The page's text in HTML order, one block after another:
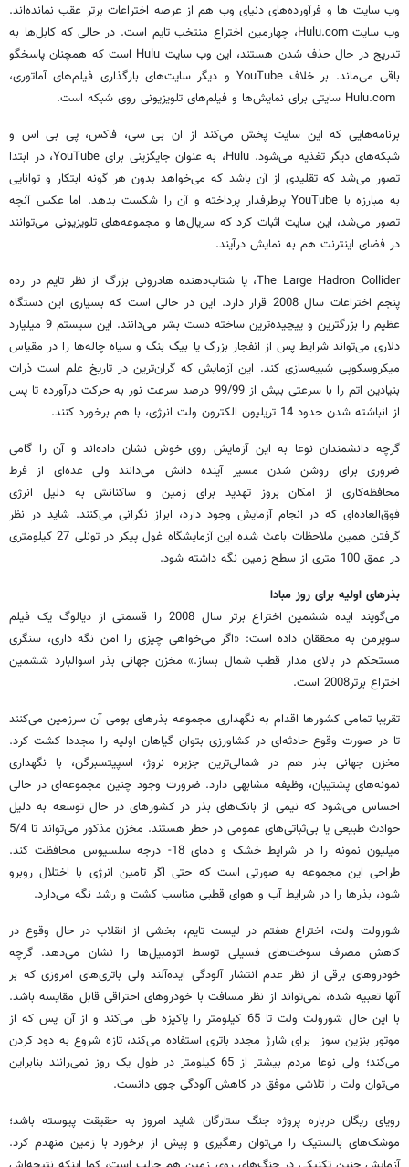
وب سایت ها و فرآورده‌های دنیای وب هم از عرصه اختراعات برتر عقب نمانده‌اند.
وب سایت Hulu.com، چهارمین اختراع منتخب تایم است. در حالی که کابل‌ها به
تدریج در حال حذف شدن هستند، این وب سایت Hulu است که همچنان پاسخگو
باقی می‌ماند. بر خلاف YouTube و دیگر سایت‌های بارگذاری فیلم‌های آماتوری،
برنامه‌هایی که این سایت پخش می‌کند از ان بی سی، فاکس، پی بی اس و
شبکه‌های دیگر تغذیه می‌شود. Hulu، به عنوان جایگزینی برای YouTube، در ابتدا
تصور می‌شد که تقلیدی از آن باشد که می‌خواهد بدون هر گونه ابتکار و توانایی
به مبارزه با YouTube پرطرفدار پرداخته و آن را شکست بدهد. اما عکس آنچه
تصور می‌شد، این سایت اثبات کرد که سریال‌ها و مجموعه‌های تلویزیونی می‌توانند
در فضای اینترنت هم به نمایش درآیند.
The Large Hadron Collider، یا شتاب‌دهنده هادرونی بزرگ از نظر تایم در رده
پنجم اختراعات سال 2008 قرار دارد. این در حالی ‌است که بسیاری این دستگاه
عظیم را بزرگترین و پیچیده‌ترین ساخته دست بشر می‌دانند. این سیستم 9 میلیارد
دلاری می‌تواند شرایط پس از انفجار بزرگ یا بیگ بنگ و سیاه چاله‌ها را در مقیاس
میکروسکوپی شبیه‌سازی کند. این آزمایش که گران‌ترین در تاریخ علم است ذرات
بنیادین اتم را با سرعتی بیش از 99/99 درصد سرعت نور به حرکت درآورده تا پس
از انباشته شدن حدود 14 تریلیون الکترون ولت انرژی، با هم برخورد کنند.
گرچه دانشمندان نوعا به این آزمایش روی خوش نشان داده‌اند و آن را گامی
ضروری برای روشن شدن مسیر آینده دانش می‌دانند ولی عده‌ای از فرط
محافظه‌کاری از امکان بروز تهدید برای زمین و ساکنانش به دلیل انرژی
فوق‌العاده‌ای که در انجام آزمایش وجود دارد، ابراز نگرانی می‌کنند. شاید در نظر
گرفتن همین ملاحظات باعث شده این آزمایشگاه غول پیکر در تونلی 27 کیلومتری
در عمق 100 متری از سطح زمین نگه داشته شود.
بذرهای اولیه برای روز مبادا
می‌گویند ایده ششمین اختراع برتر سال 2008 را قسمتی از دیالوگ یک فیلم
سوپرمن به محققان داده است: «اگر می‌خواهی چیزی را امن نگه داری، سنگری
مستحکم در بالای مدار قطب شمال بساز.» مخزن جهانی بذر اسوالبارد ششمین
اختراع برتر2008 است.
تقریبا تمامی کشورها اقدام به نگهداری مجموعه بذرهای بومی آن سرزمین می‌کنند
تا در صورت وقوع حادثه‌ای در کشاورزی بتوان گیاهان اولیه را مجددا کشت کرد.
مخزن جهانی بذر هم در شمالی‌ترین جزیره نروژ، اسپیتسبرگن، با نگهداری
نمونه‌های پشتیبان، وظیفه مشابهی دارد. ضرورت وجود چنین مجموعه‌ای در حالی
احساس می‌شود که نیمی از بانک‌های بذر در کشورهای در حال توسعه به دلیل
حوادث طبیعی یا بی‌ثباتی‌های عمومی در خطر هستند. مخزن مذکور می‌تواند تا 5/4
میلیون نمونه را در شرایط خشک و دمای 18- درجه سلسیوس محافظت کند.
طراحی این مجموعه به صورتی است که حتی اگر تامین انرژی با اختلال روبرو
شود، بذرها را در شرایط آب و هوای قطبی مناسب کشت و رشد نگه می‌دارد.
شورولت ولت، اختراع هفتم در لیست تایم، بخشی از انقلاب در حال وقوع در
کاهش مصرف سوخت‌های فسیلی توسط اتومبیل‌ها را نشان می‌دهد. گرچه
خودروهای برقی از نظر عدم انتشار آلودگی ایده‌آلند ولی باتری‌های امروزی که بر
آنها تعبیه شده، نمی‌تواند از نظر مسافت با خودروهای احتراقی قابل مقایسه باشد.
با این حال شورولت ولت تا 65 کیلومتر را پاکیزه طی می‌کند و از آن پس که از
موتور بنزین سوز برای شارژ مجدد باتری استفاده می‌کند، تازه شروع به دود کردن
می‌کند؛ ولی نوعا مردم بیشتر از 65 کیلومتر در طول یک روز نمی‌رانند بنابراین
می‌توان ولت را تلاشی موفق در کاهش آلودگی جوی دانست.
رویای ریگان درباره پروژه جنگ ستارگان شاید امروز به حقیقت پیوسته باشد؛
موشک‌های بالستیک را می‌توان رهگیری و پیش از برخورد با زمین منهدم کرد.